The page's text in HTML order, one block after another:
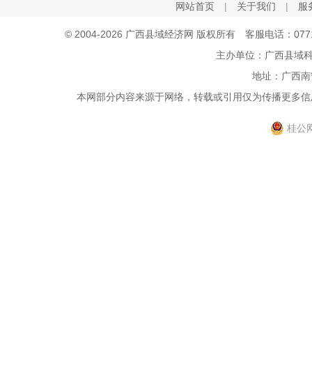
网站首页 | 关于我们 | 服
© 2004-2026 广西县域经济网 版权所有 客服电话：
主办单位：广西县
地址：广西
本网部分内容来源于网络，转载或引用仅为传播更多
桂公